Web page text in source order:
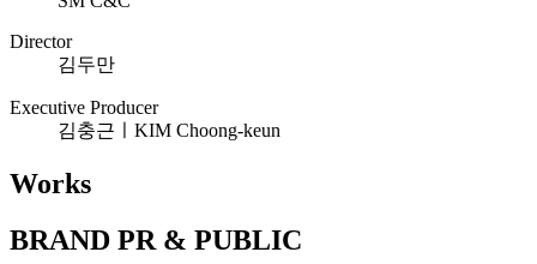
Director
김두만
Executive Producer
김충근ㅣKIM Choong-keun
Works
BRAND PR & PUBLIC